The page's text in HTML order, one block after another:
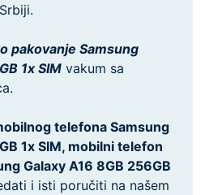
pakovanje Samsung
1x SIM vakum sa
telefona Samsung
1x SIM, mobilni telefon
Galaxy A16 8GB 256GB
i isti poručiti na našem